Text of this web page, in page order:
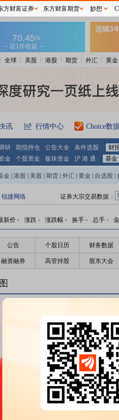
全球 美股 港股 期货 外汇 黄金
讯 行情中心 Choice数
研 期指持仓 公告大全 条件选股 财
金 个股资金 板块资金 沪 港 通 基金
金 港股 美股 期货 外汇 黄金 自选股
锐捷网络 证券大宗交易数据：
新价 - 涨跌 - 涨跌幅 - 换手 - 总手 -
公告 个股日历 财务数据
融资融券 高管持股 股东大会
方财富证券 东方财富期货 妙想